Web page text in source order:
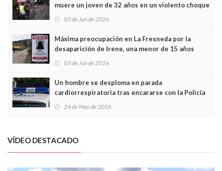
muere un joven de 32 años en un violento choque
frontal
05 de Jun de 2026
Máxima preocupación en La Fresneda por la
desaparición de Irene, una menor de 15 años
03 de Jun de 2026
Un hombre se desploma en parada
cardiorrespiratoria tras encararse con la Policía
Local en Luanco
24 de May de 2026
VÍDEO DESTACADO